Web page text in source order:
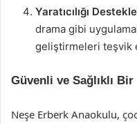
Yaratıcılığı
drama gibi
geliştirmeleri teşvik
Güvenli ve Sağlıklı
Neşe Erberk Anaokulu,